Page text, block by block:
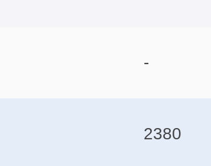
-
2380